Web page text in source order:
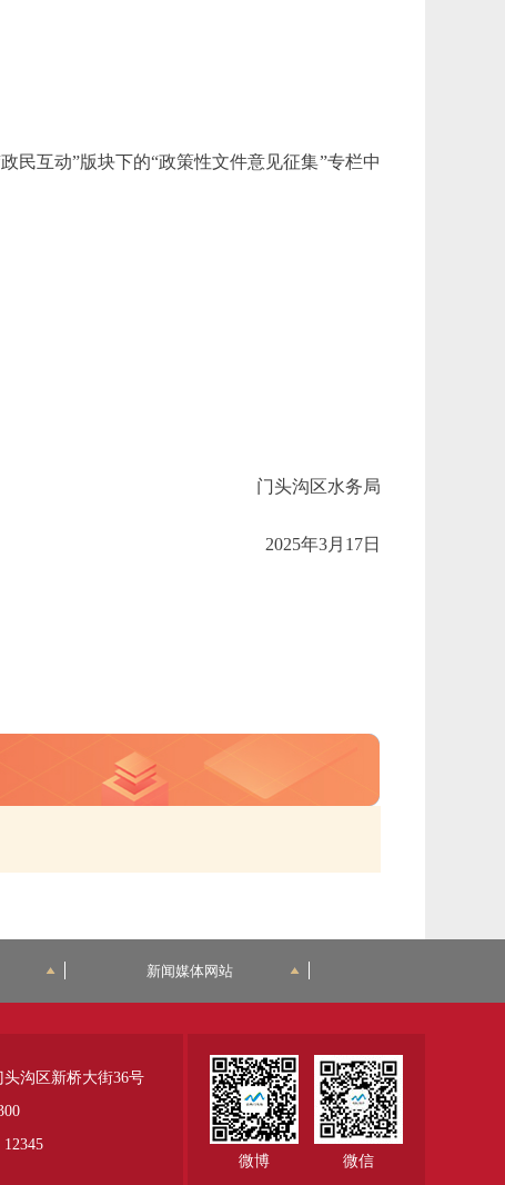
民互动”版块下的“政策性文件意见征集”专栏中
门头沟区水务局
2025年3月 17日
新闻媒体网站
微博 微信
沟区新桥大街36号